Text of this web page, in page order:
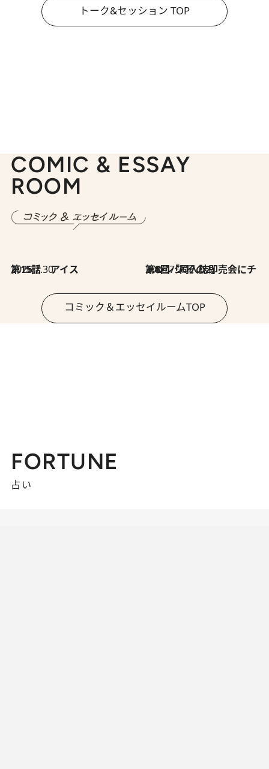
トーク&セッション TOP
COMIC & ESSAY
ROOM
2026.7.30
第15話 アイス 2026.7.30
第8回「同人誌即売会にチャレンジ その2」
コミック＆エッセイルームTOP
FORTUNE
占い